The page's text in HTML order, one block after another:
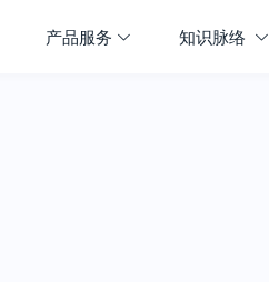
产品服务 知识脉络